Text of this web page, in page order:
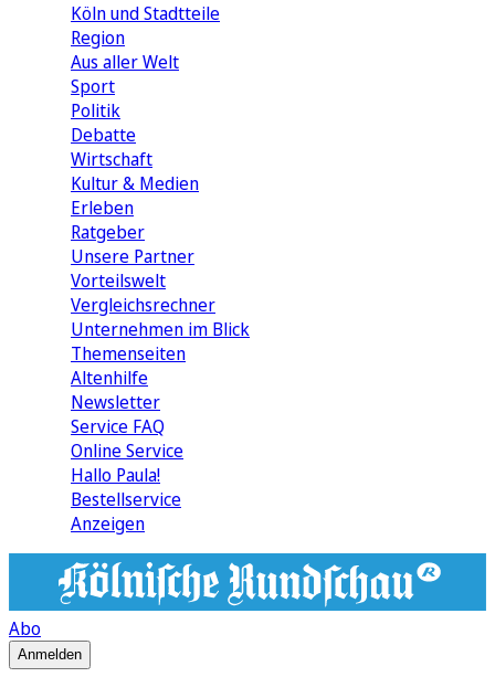
Köln und Stadtteile
Region
Aus aller Welt
Sport
Politik
Debatte
Wirtschaft
Kultur & Medien
Erleben
Ratgeber
Unsere Partner
Vorteilswelt
Vergleichsrechner
Unternehmen im Blick
Themenseiten
Altenhilfe
Newsletter
Service FAQ
Online Service
Hallo Paula!
Bestellservice
Anzeigen
Abo
Anmelden